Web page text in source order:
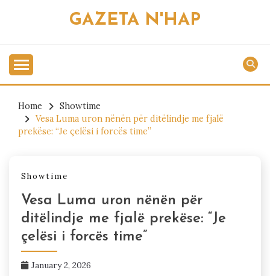
GAZETA N'HAP
Home
Showtime
Vesa Luma uron nënën për ditëlindje me fjalë
prekëse: “Je çelësi i forcës time”
Showtime
Vesa Luma uron nënën për
ditëlindje me fjalë prekëse: “Je
çelësi i forcës time”
January 2, 2026